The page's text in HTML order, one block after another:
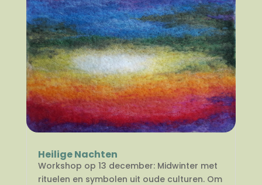
Heilige Nachten
Workshop op 13 december: Midwinter met
rituelen en symbolen uit oude culturen. Om